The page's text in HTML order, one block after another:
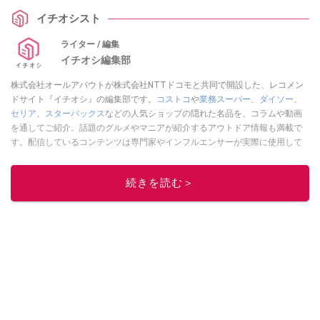
イチオシスト
ライター / 編集
イチオシ編集部
株式会社オールアバウトが株式会社NTTドコモと共同で開設した、レコメン
ドサイト『イチオシ』の編集部です。
コストコや業務スーパー、 ダイソー、
セリア、 スターバックスなどの人気ショップの隠れた名品を、コラムや動画
を通してご紹介。話題のグルメやマニアが紹介するアウトドア情報も満載で
す。配信しているコンテンツは専門家やインフルエンサーが実際に使用して
ニュースでフォロー
続きを読む＞